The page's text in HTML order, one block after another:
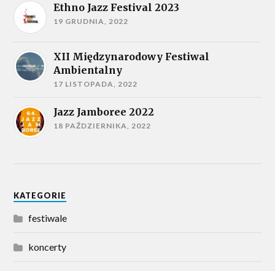
Ethno Jazz Festival 2023
19 GRUDNIA, 2022
XII Międzynarodowy Festiwal
Ambientalny
17 LISTOPADA, 2022
Jazz Jamboree 2022
18 PAŹDZIERNIKA, 2022
KATEGORIE
festiwale
koncerty